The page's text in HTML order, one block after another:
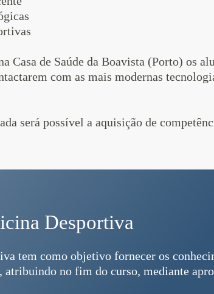
Casa de Saúde da Boavista (Porto) os
com as mais modernas
será possível a aquisição de
Desportiva
tem como objetivo fornecer os
no fim do curso, mediante